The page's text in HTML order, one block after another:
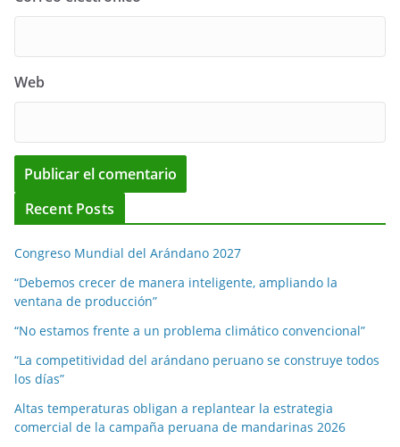
Web
Recent Posts
Congreso Mundial del Arándano 2027
“Debemos crecer de manera inteligente, ampliando la
ventana de producción”
“No estamos frente a un problema climático convencional”
“La competitividad del arándano peruano se construye todos
los días”
Altas temperaturas obligan a replantear la estrategia
comercial de la campaña peruana de mandarinas 2026